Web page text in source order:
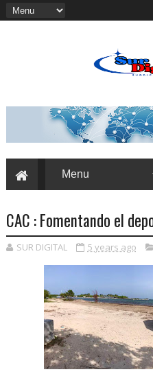
CAC : Fomentando el
SUR DIGITAL 5 years ago